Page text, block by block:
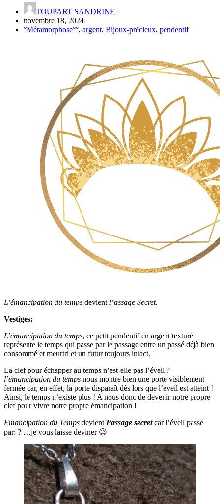
TOUPART SANDRINE
novembre 18, 2024
°Métamorphose°°, argent, Bijoux-précieux, pendentif
L’émancipation du temps devient Passage Secret.
Vestiges:
L’émancipation du temps, ce petit pendentif en argent texturé
représente le temps qui passe par le passage entre un passé déjà bien
consommé et meurtri et un futur toujours intact.
La clef pour échapper au temps n’est-elle pas l’éveil ?
l’émancipation du temps nous montre bien une porte visiblement
fermée car, en effet, la porte disparaît dès lors que l’éveil est atteint !
Ainsi, le temps n’existe plus ! A nous donc de devenir notre propre
clef pour vivre notre propre émancipation !
Emancipation du Temps devient Passage secretcar l’éveil passe
par: ? …je vous laisse deviner 😉